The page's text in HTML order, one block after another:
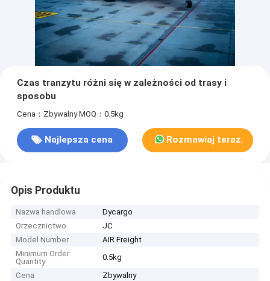
Czas tranzytu różni się w zależności od trasy i
sposobu
Cena：Zbywalny MOQ：0.5kg
Najlepsza cena Rozmawiaj teraz.
Opis Produktu
Nazwa handlowa
Dycargo
Orzecznictwo
JC
Model Number
AIR Freight
Minimum Order
Quantity
0.5kg
Cena
Zbywalny